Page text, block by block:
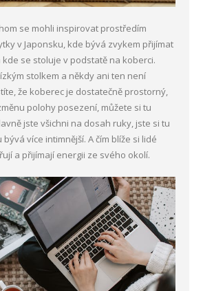
se mohli inspirovat prostředím
v Japonsku, kde bývá zvykem přijímat
se stoluje v podstatě na koberci.
stolkem a někdy ani ten není
že koberec je dostatečně prostorný,
polohy posezení, můžete si tu
jste všichni na dosah ruky, jste si tu
více intimnější. A čím blíže si lidé
a přijímají energii ze svého okolí.